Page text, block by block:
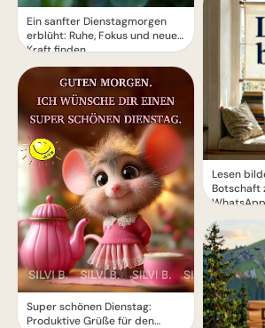
Ein sanfter Dienstagmorgen
erblüht: Ruhe, Fokus und neue
Kraft finden
Super schönen Dienstag:
Produktive Grüße für den
Lesen
Botschaft
WhatsApp